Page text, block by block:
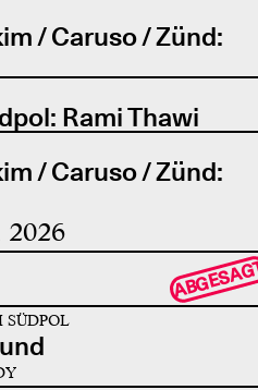
/ Caruso / Zünd:
Rami Thawi
/ Caruso / Zünd:
2026
SÜDPOL